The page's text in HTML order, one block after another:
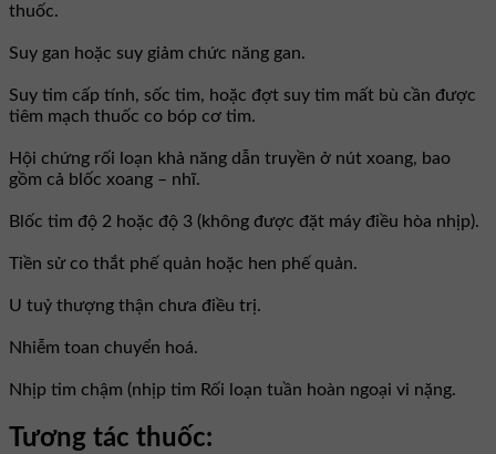
thuốc.
Suy gan hoặc suy giảm chức năng gan.
Suy tim cấp tính, sốc tim, hoặc đợt suy tim mất bù cần được
tiêm mạch thuốc co bóp cơ tim.
Hội chứng rối loạn khả năng dẫn truyền ở nút xoang, bao
gồm cả blốc xoang – nhĩ.
Blốc tim độ 2 hoặc độ 3 (không được đặt máy điều hòa nhịp).
Tiền sử co thắt phế quản hoặc hen phế quản.
U tuỷ thượng thận chưa điều trị.
Nhiễm toan chuyển hoá.
Nhịp tim chậm (nhịp tim Rối loạn tuần hoàn ngoại vi nặng.
Tương tác thuốc: